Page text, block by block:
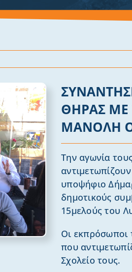
ΘΗΡΑΣ
ΜΑΝΟΛΗ
Την αγωνία
υποψήφιο
δημοτικούς
15μελούς του
Οι εκπρόσωποι
που
Σχολείο τους.